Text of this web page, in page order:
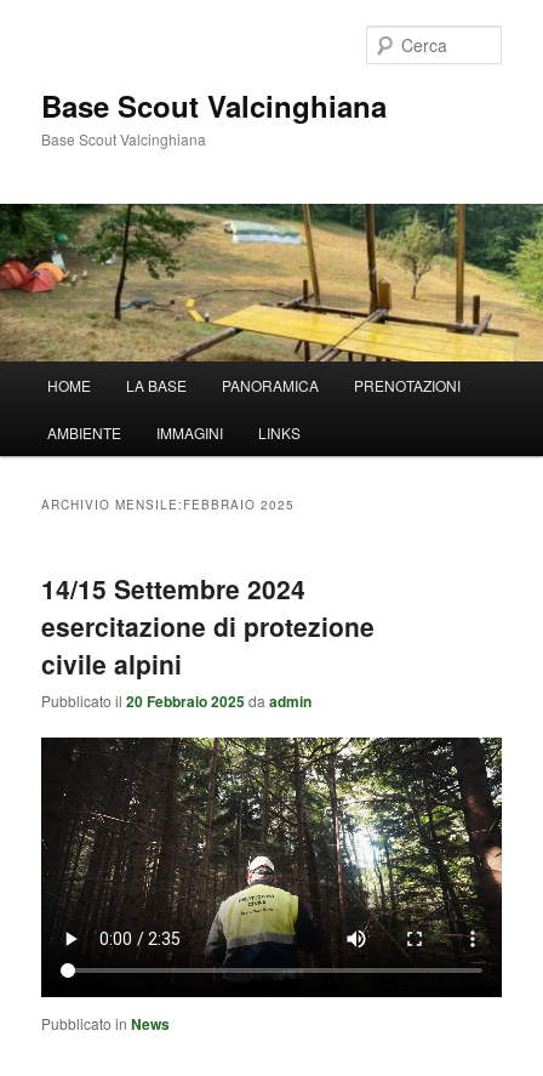
Base Scout Valcinghiana
Base Scout Valcinghiana
principale
HOME LA BASE PANORAMICA PRENOTAZIONI
AMBIENTE IMMAGINI LINKS
ARCHIVIO MENSILE: FEBBRAIO 2025
14/15 Settembre 2024
esercitazione di protezione
civile alpini
Pubblicato il20 Febbraio 2025daadmin
Pubblicato in News